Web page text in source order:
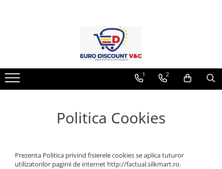
CAFEA CEREALE DULCIURI SI CIPSURI
ALUNE & SEMINTE
BISCUITI
CEAI & PRODUSE DIETETICE
CROISSANT & CHEKBAR
ALIMENTE DE BAZA CONSERVE SI CONDIMENTE
BULION BORS ULEI OTET
CONDIMENTE
PRODUSE NATURALE SI SANATOASE
MASLINE
PASTE
PRAJITURI VITRINA & COZONAC
CARNE MEZELURI SI PESTE
PATEURI SI CONSERVE CARNE -
INTRETINEREA CASEI SI INGRIJIRE ANIMALE
MANCARE ANIMALE
UZ CASNIC
SERVETELE
COSMETICE
CREME VOPSELE SAPUN & PASTA
DETERGENTI VASE
HARTIE IGIENICA & SERVETELE
1 2
Politica Cookies
Prezenta Politica privind fisierele cookies se aplica tuturor
utilizatorilor paginii de internet http://factual.silkmart.ro.